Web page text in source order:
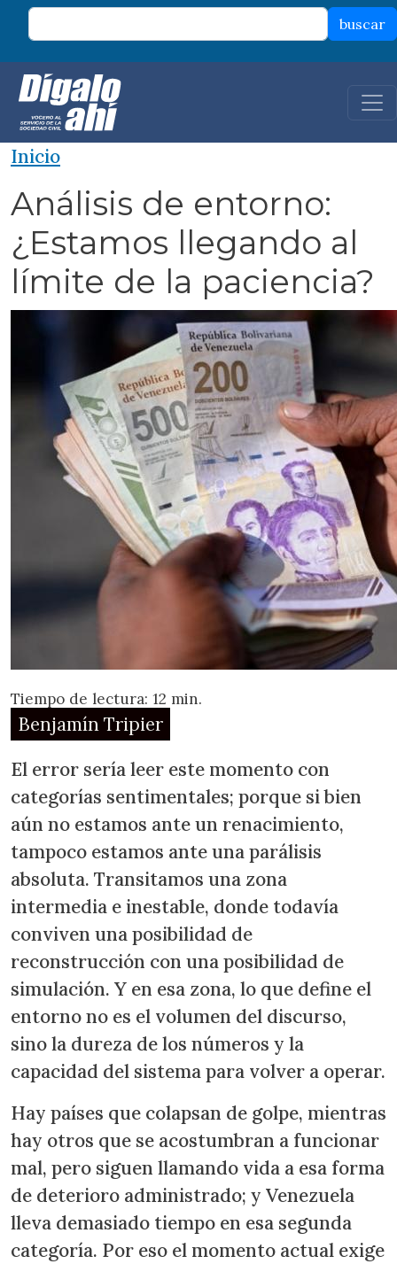
Pasar al contenido principal
buscar
Inicio
Análisis de entorno:
¿Estamos llegando al
límite de la paciencia?
Tiempo de lectura: 12 min.
Benjamín Tripier
El error sería leer este momento con
categorías sentimentales; porque si bien
aún no estamos ante un renacimiento,
tampoco estamos ante una parálisis
absoluta. Transitamos una zona
intermedia e inestable, donde todavía
conviven una posibilidad de
reconstrucción con una posibilidad de
simulación. Y en esa zona, lo que define el
entorno no es el volumen del discurso,
sino la dureza de los números y la
capacidad del sistema para volver a operar.
Hay países que colapsan de golpe, mientras
hay otros que se acostumbran a funcionar
mal, pero siguen llamando vida a esa forma
de deterioro administrado; y Venezuela
lleva demasiado tiempo en esa segunda
categoría. Por eso el momento actual exige